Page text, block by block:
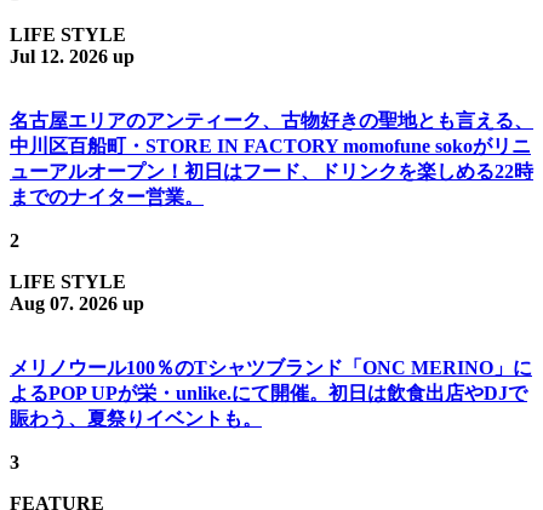
LIFE STYLE
Jul 12. 2026 up
名古屋エリアのアンティーク、古物好きの聖地とも言える、
中川区百船町・STORE IN FACTORY momofune sokoがリニ
ューアルオープン！初日はフード、ドリンクを楽しめる22時
までのナイター営業。
2
LIFE STYLE
Aug 07. 2026 up
メリノウール100％のTシャツブランド「ONC MERINO」に
よるPOP UPが栄・unlike.にて開催。初日は飲食出店やDJで
賑わう、夏祭りイベントも。
3
FEATURE